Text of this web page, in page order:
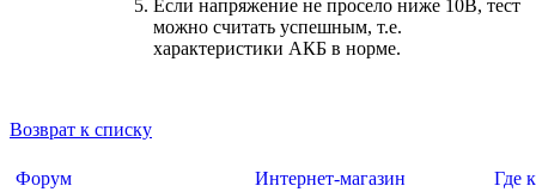
Если напряжение не просело ниже 10В, тест
можно считать успешным, т.е.
характеристики АКБ в норме.
Возврат к списку
Форум Интернет-магазин Где